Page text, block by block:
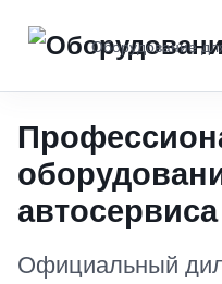
Оборудование
Официальный